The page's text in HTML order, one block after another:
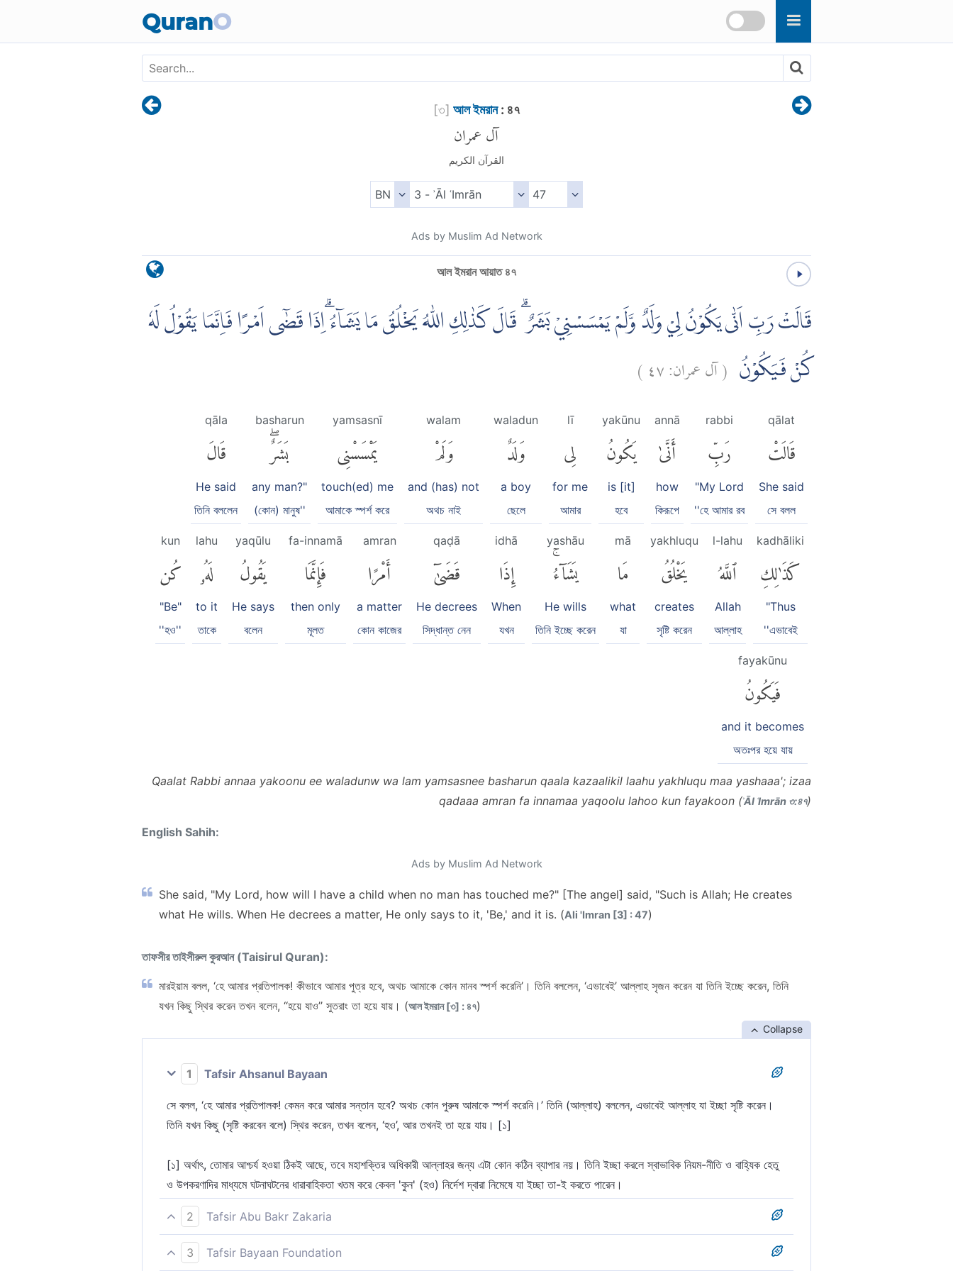
QuranO
[৩] আল ইমরান: ৪৭
آل عمران
القرآن الكريم
Ads by Muslim Ad Network
আল ইমরান আয়াত ৪৭
قَالَتْ رَبِّ اَنّٰى يَكُوْنُ لِيْ وَلَدٌ وَّلَمْ يَمْسَسْنِيْ بَشَرٌ ۗ قَالَ كَذٰلِكِ اللّٰهُ يَخْلُقُ مَا يَشَاۤءُ ۗاِذَا قَضٰٓى اَمْرًا فَاِنَّمَا يَقُوْلُ لَهٗ
كُنْ فَيَكُوْنُ (آل عمران:٤٧)
qālat
قَالَتْ
She said
সে বলল
rabbi
رَبِّ
"My Lord
''হে আমার রব
annā
أَنَّىٰ
how
কিরূপে
yakūnu
يَكُونُ
is [it]
হবে
lī
لِى
for me
আমার
waladun
وَلَدٌ
a boy
ছেলে
walam
وَلَمْ
and (has) not
অথচ নাই
yamsasnī
يَمْسَسْنِى
touch(ed) me
আমাকে স্পর্শ করে
basharun
بَشَرٌۖ
any man?"
(কোন) মানুষ''
qāla
قَالَ
He said
তিনি বললেন
kadhāliki
كَذَٰلِكِ
"Thus
''এভাবেই
l-lahu
ٱللَّهُ
Allah
আল্লাহ
yakhluqu
يَخْلُقُ
creates
সৃষ্টি করেন
mā
مَا
what
যা
yashāu
يَشَآءُۚ
He wills
তিনি ইচ্ছে করেন
idhā
إِذَا
When
যখন
qaḍā
قَضَىٰٓ
He decrees
সিদ্ধান্ত নেন
amran
أَمْرًا
a matter
কোন কাজের
fa-innamā
فَإِنَّمَا
then only
মূলত
yaqūlu
يَقُولُ
He says
বলেন
lahu
لَهُۥ
to it
তাকে
kun
كُن
"Be"
''হও''
fayakūnu
فَيَكُونُ
and it becomes
অতঃপর হয়ে যায়
Qaalat Rabbi annaa yakoonu ee waladunw wa lam yamsasnee basharun qaala kazaalikil laahu yakhluqu maa yashaaa'; izaa
qadaaa amran fa innamaa yaqoolu lahoo kun fayakoon (ʾĀl ʿImrān ৩:৪৭)
English Sahih:
Ads by Muslim Ad Network
She said, "My Lord, how will I have a child when no man has touched me?" [The angel] said, "Such is Allah; He creates
what He wills. When He decrees a matter, He only says to it, 'Be,' and it is. (Ali 'Imran [3] : 47)
তাফসীর তাইসীরুল কুরআন (Taisirul Quran):
মারইয়াম বলল, ‘হে আমার প্রতিপালক! কীভাবে আমার পুত্র হবে, অথচ আমাকে কোন মানব স্পর্শ করেনি’। তিনি বললেন, ‘এভাবেই’ আল্লাহ সৃজন করেন যা তিনি ইচ্ছে করেন, তিনি
যখন কিছু স্থির করেন তখন বলেন, ‘‘হয়ে যাও’’ সুতরাং তা হয়ে যায়। (আল ইমরান [৩] : ৪৭)
Collapse
1 Tafsir Ahsanul Bayaan
সে বলল, ‘হে আমার প্রতিপালক! কেমন করে আমার সন্তান হবে? অথচ কোন পুরুষ আমাকে স্পর্শ করেনি।’ তিনি (আল্লাহ) বললেন, এভাবেই আল্লাহ যা ইচ্ছা সৃষ্টি করেন।
তিনি যখন কিছু (সৃষ্টি করবেন বলে) স্থির করেন, তখন বলেন, ‘হও’, আর তখনই তা হয়ে যায়। [১]
[১] অর্থাৎ, তোমার আশ্চর্য হওয়া ঠিকই আছে, তবে মহাশক্তির অধিকারী আল্লাহর জন্য এটা কোন কঠিন ব্যাপার নয়। তিনি ইচ্ছা করলে স্বাভাবিক নিয়ম-নীতি ও বাহ্যিক হেতু
ও উপকরণাদির মাধ্যমে ঘটনাঘটনের ধারাবাহিকতা খতম করে কেবল 'কুন' (হও) নির্দেশ দ্বারা নিমেষে যা ইচ্ছা তা-ই করতে পারেন।
2 Tafsir Abu Bakr Zakaria
সে বলল, ‘হে আমার রব! আমাকে কোন পুরুষ স্পর্শ করেনি, এমতাবস্থায় আমার সন্তান হবে কিভাবে?’ তিনি (আল্লাহ্‌) বললেন, ‘এভাবেই’, আল্লাহ্‌ যা ইচ্ছে সৃষ্টি করেন। তিনি
যখন কিছু স্থির করেন তখন বলেন, ‘হও’, ফলে তা হয়ে যায় [১]।
3 Tafsir Bayaan Foundation